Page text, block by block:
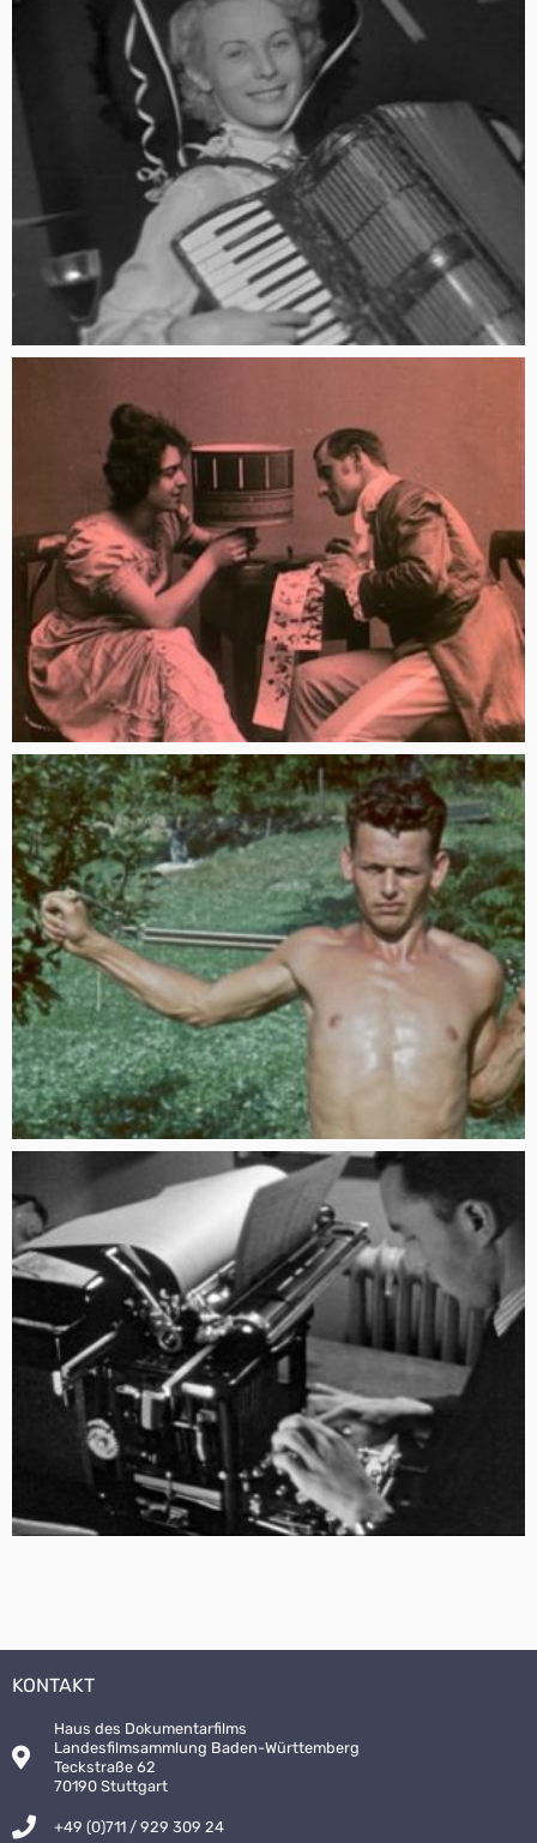
KONTAKT
Haus des Dokumentarfilms
Landesfilmsammlung Baden-Württemberg
Teckstraße 62
70190 Stuttgart
+49 (0)711 / 929 309 24